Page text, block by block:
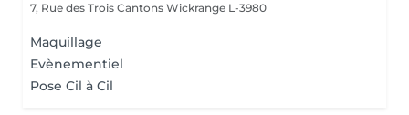
7, Rue des Trois Cantons Wickrange L-3980
Maquillage
Evènementiel
Pose Cil à Cil